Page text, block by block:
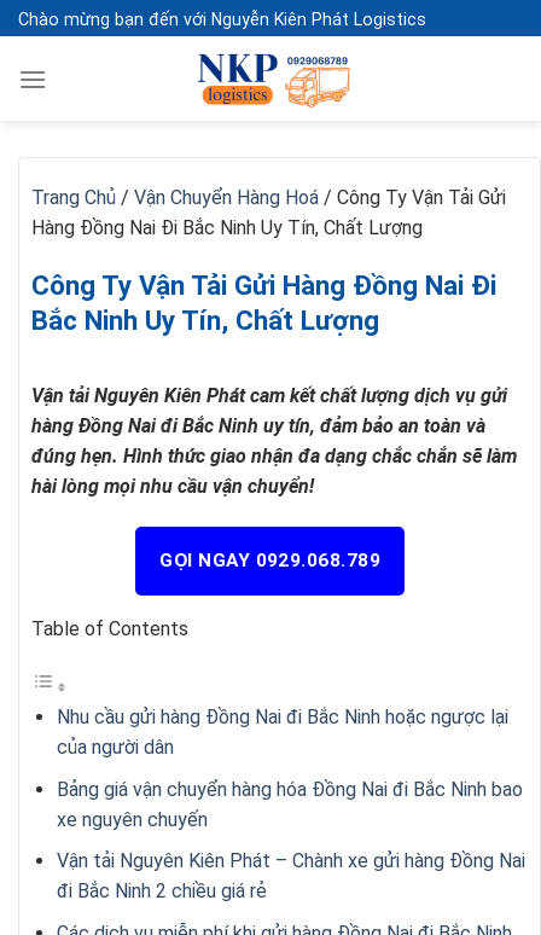
Skip
to
content
Chào mừng bạn đến với Nguyễn Kiên Phát Logistics
Trang Chủ / Vận Chuyển Hàng Hoá / Công Ty Vận Tải Gửi
Hàng Đồng Nai Đi Bắc Ninh Uy Tín, Chất Lượng
Công Ty Vận Tải Gửi Hàng Đồng Nai Đi
Bắc Ninh Uy Tín, Chất Lượng
Vận tải Nguyên Kiên Phát cam kết chất lượng dịch vụ gửi
hàng Đồng Nai đi Bắc Ninh uy tín, đảm bảo an toàn và
đúng hẹn. Hình thức giao nhận đa dạng chắc chắn sẽ làm
hài lòng mọi nhu cầu vận chuyển!
GỌI NGAY 0929.068.789
Table of Contents
Nhu cầu gửi hàng Đồng Nai đi Bắc Ninh hoặc ngược lại
của người dân
Bảng giá vận chuyển hàng hóa Đồng Nai đi Bắc Ninh bao
xe nguyên chuyến
Vận tải Nguyên Kiên Phát – Chành xe gửi hàng Đồng Nai
đi Bắc Ninh 2 chiều giá rẻ